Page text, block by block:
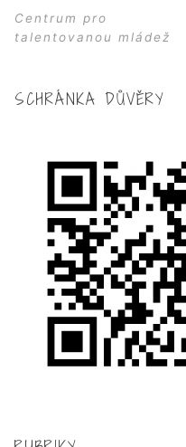
Centrum pro
talentovanou mládež
SCHRÁNKA DŮVĚRY